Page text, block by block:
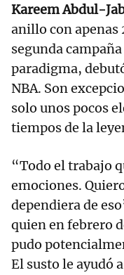
Kareem Abdul-
anillo con apenas
segunda
paradigma,
NBA. Son
solo unos pocos
tiempos de la
“Todo el trabajo
emociones.
dependiera de
quien en febrero
pudo
El susto le ayudó